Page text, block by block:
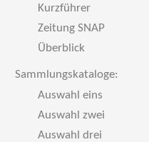
Kurzführer
Zeitung SNAP
Überblick
Sammlungskataloge:
Auswahl eins
Auswahl zwei
Auswahl drei